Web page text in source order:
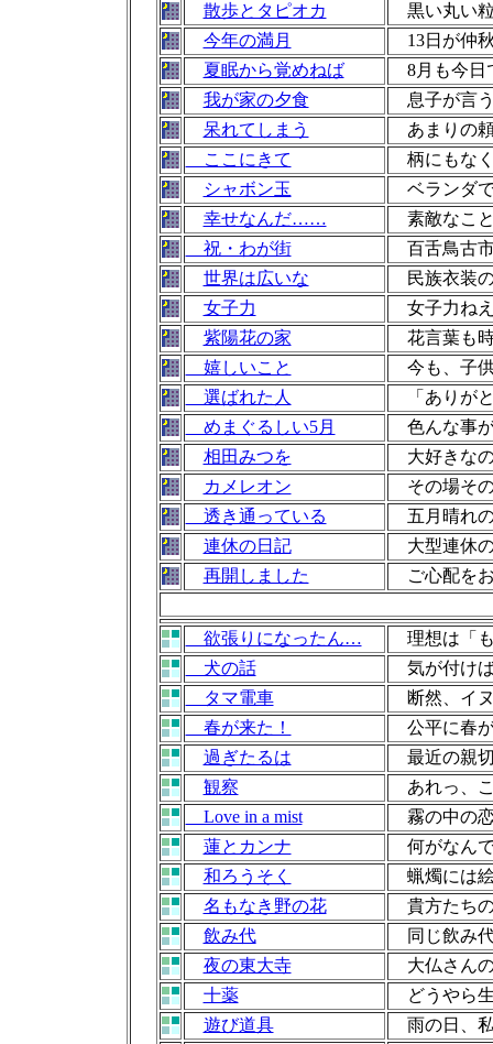
散歩とタピオカ
黒い丸い
今年の満月
13日が仲
夏眠から覚めねば
8月も今日
我が家の夕食
息子が言
呆れてしまう
あまりの
ここにきて
柄にもな
シャボン玉
ベランダ
幸せなんだ……
素敵なこ
祝・わが街
百舌鳥古
世界は広いな
民族衣装
女子力
女子力ね
紫陽花の家
花言葉も
嬉しいこと
今も、子
選ばれた人
「ありが
めまぐるしい5月
色んな事
相田みつを
大好きな
カメレオン
その場そ
透き通っている
五月晴れ
連休の日記
大型連休
再開しました
ご心配を
欲張りになったん…
理想は「も
犬の話
気が付け
タマ電車
断然、イヌ
春が来た！
公平に春
過ぎたるは
最近の親
観察
あれっ、
Love in a mist
霧の中の
蓮とカンナ
何がなん
和ろうそく
蝋燭には絵
名もなき野の花
貴方たち
飲み代
同じ飲み
夜の東大寺
大仏さん
十薬
どうやら
遊び道具
雨の日、